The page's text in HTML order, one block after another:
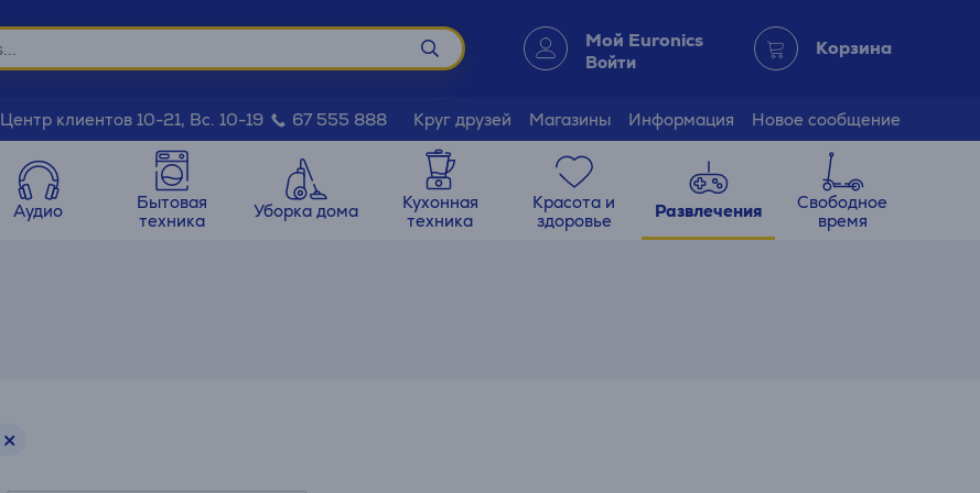
Мой Euronics
Войти
Корзина
Центр клиентов 10-21, Вс. 10-19 67 555 888 Круг друзей Магазины Информация Новое сообщение
Аудио
Бытовая
техника
Уборка дома
Кухонная
техника
Красота и
здоровье
Развлечения
Свободное
время